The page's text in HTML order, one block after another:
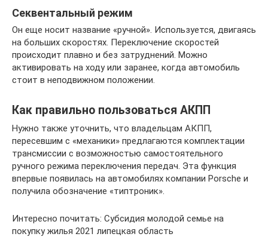
Секвентальный режим
Он еще носит название «ручной». Используется, двигаясь
на больших скоростях. Переключение скоростей
происходит плавно и без затруднений. Можно
активировать на ходу или заранее, когда автомобиль
стоит в неподвижном положении.
Как правильно пользоваться АКПП
Нужно также уточнить, что владельцам АКПП,
пересевшим с «механики» предлагаются комплектации
трансмиссии с возможностью самостоятельного
ручного режима переключения передач. Эта функция
впервые появилась на автомобилях компании Porsche и
получила обозначение «типтроник».
Интересно почитать: Субсидия молодой семье на
покупку жилья 2021 липецкая область